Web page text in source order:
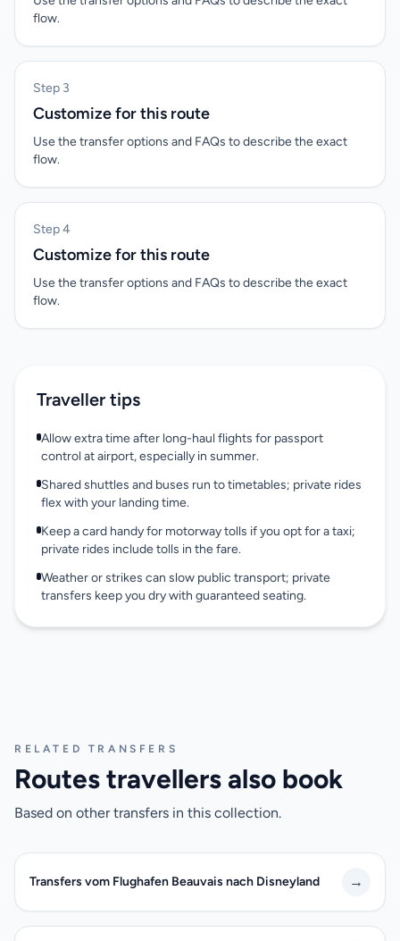
flow.
Step 3
Customize for this route
Use the transfer options and FAQs to describe the exact
flow.
Step 4
Customize for this route
Use the transfer options and FAQs to describe the exact
flow.
Traveller tips
Allow extra time after long-haul flights for passport
control at airport, especially in summer.
Shared shuttles and buses run to timetables; private rides
flex with your landing time.
Keep a card handy for motorway tolls if you opt for a taxi;
private rides include tolls in the fare.
Weather or strikes can slow public transport; private
transfers keep you dry with guaranteed seating.
RELATED TRANSFERS
Routes travellers also book
Based on other transfers in this collection.
Transfers vom Flughafen Beauvais nach Disneyland →